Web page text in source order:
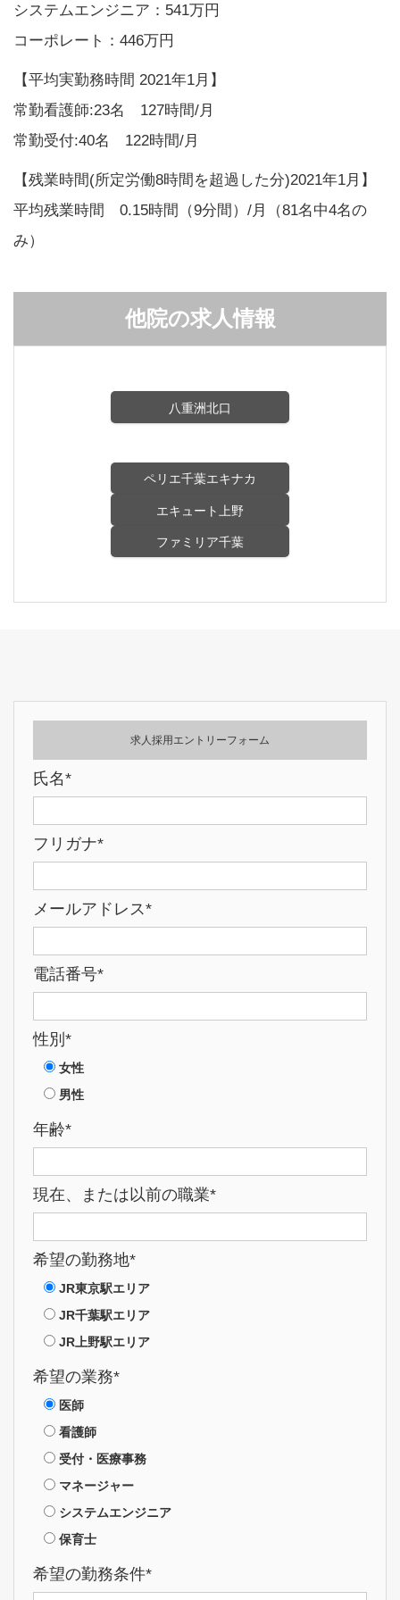
システムエンジニア：541万円
コーポレート：446万円
【平均実勤務時間 2021年1月】
常勤看護師:23名 127時間/月
常勤受付:40名 122時間/月
【残業時間(所定労働8時間を超過した分)2021年1月】
平均残業時間 0.15時間（9分間）/月（81名中4名の
み）
他院の求人情報
八重洲北口
ペリエ千葉エキナカ
エキュート上野
ファミリア千葉
求人採用エントリーフォーム
氏名*
フリガナ*
メールアドレス*
電話番号*
性別*
女性
男性
年齢*
現在、または以前の職業*
希望の勤務地*
JR東京駅エリア
JR千葉駅エリア
JR上野駅エリア
希望の業務*
医師
看護師
受付・医療事務
マネージャー
システムエンジニア
保育士
希望の勤務条件*